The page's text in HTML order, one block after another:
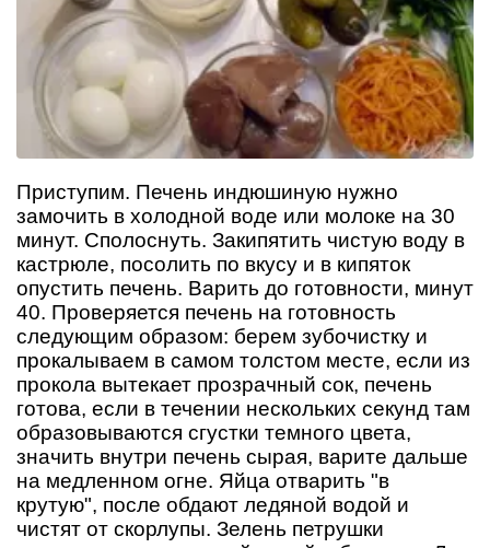
Приступим. Печень индюшиную нужно
замочить в холодной воде или молоке на 30
минут. Сполоснуть. Закипятить чистую воду в
кастрюле, посолить по вкусу и в кипяток
опустить печень. Варить до готовности, минут
40. Проверяется печень на готовность
следующим образом: берем зубочистку и
прокалываем в самом толстом месте, если из
прокола вытекает прозрачный сок, печень
готова, если в течении нескольких секунд там
образовываются сгустки темного цвета,
значить внутри печень сырая, варите дальше
на медленном огне. Яйца отварить "в
крутую", после обдают ледяной водой и
чистят от скорлупы. Зелень петрушки